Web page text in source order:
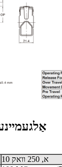
10 א, 250 וואק